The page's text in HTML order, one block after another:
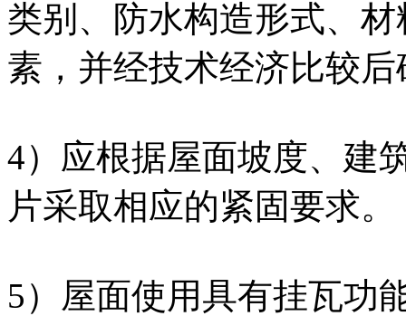
类别、防水构造形式、
素，并经技术经济比较
4）应根据屋面坡度、建
片采取相应的紧固要求。
5）屋面使用具有挂瓦功